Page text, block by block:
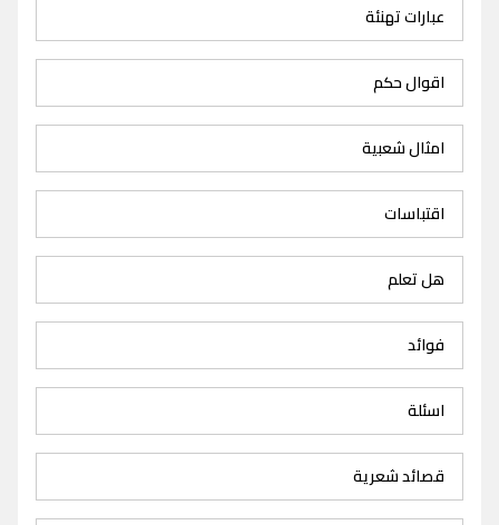
عبارات تهنئة
اقوال حكم
امثال شعبية
اقتباسات
هل تعلم
فوائد
اسئلة
قصائد شعرية